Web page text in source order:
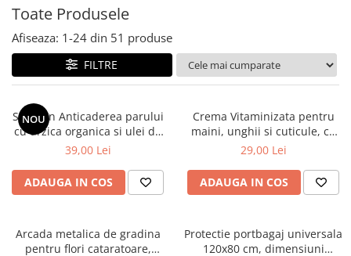
Produse Cosmetice
Toate Produsele
Afiseaza: 1-24 din 51 produse
FILTRE
NOU
Sampon Anticaderea parului
cu urzica organica si ulei de
ricin Cosmeplant, 1000 ml
39,00 Lei
ADAUGA IN COS
Crema Vitaminizata pentru
maini, unghii si cuticule, cu
extracte de fructe de padure
29,00 Lei
ADAUGA IN COS
Arcada metalica de gradina
pentru flori cataratoare,
Protectie portbagaj universala
120x80 cm, dimensiuni